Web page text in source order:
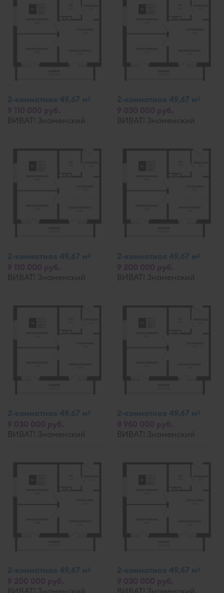
2-комнатная 49,67 м2
ВИВАТ! Знаменский
2-комнатная 49,67 м2
ВИВАТ! Знаменский
2-комнатная 49,67 м2
ВИВАТ! Знаменский
2-комнатная 49,67 м2
ВИВАТ! Знаменский
2-комнатная 49,67 м2
ВИВАТ! Знаменский
2-комнатная 49,67 м2
ВИВАТ! Знаменский
2-комнатная 49,67 м2
ВИВАТ! Знаменский
2-комнатная 49,67 м2
ВИВАТ! Знаменский